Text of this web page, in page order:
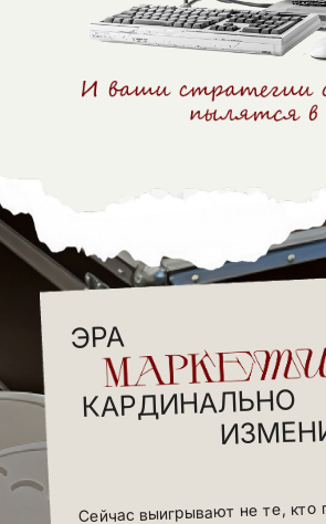
Сейчас выигрывают не те, кто
ЭРА
КАРДИНАЛЬНО